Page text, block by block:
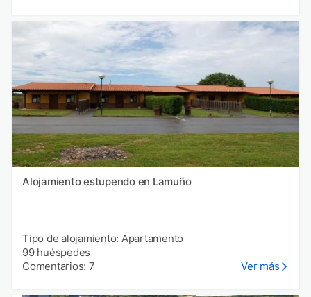
Alojamiento estupendo en Lamuño
Tipo de alojamiento: Apartamento
99 huéspedes
Comentarios: 7
Ver más